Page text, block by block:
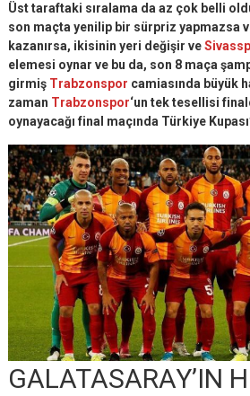
Üst taraftaki sıralama da az çok belli
son maçta yenilip bir sürpriz yapmazsa
kazanırsa, ikisinin yeri değişir ve
elemesi oynar ve bu da, son 8 maça
girmiş Trabzonspor camiasında büyük
zaman Trabzonspor‘un tek tesellisi
oynayacağı final maçında Türkiye
GALATASARAY’IN